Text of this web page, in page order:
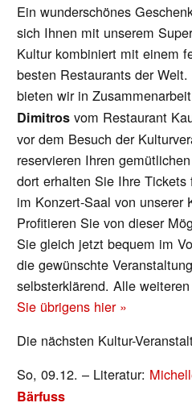
Ein wunderschönes
sich Ihnen mit unserem
Kultur kombiniert mit einem
besten Restaurants der
bieten wir in
Dimitros vom Restaurant
vor dem Besuch der
reservieren Ihren
dort erhalten Sie Ihre
im Konzert-Saal von unserer
Profitieren Sie von dieser
Sie gleich jetzt bequem im
die gewünschte
selbsterklärend. Alle
Sie übrigens hier »
Die nächsten Kultur-
So, 09.12. – Literatur:
Bärfuss